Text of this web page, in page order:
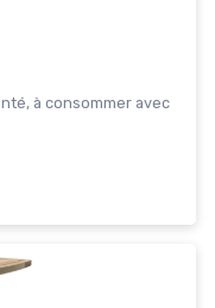
à consommer avec